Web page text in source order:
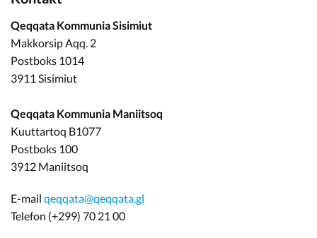
Qeqqata Kommunia Sisimiut
Makkorsip Aqq. 2
Postboks 1014
3911 Sisimiut
Qeqqata Kommunia Maniitsoq
Kuuttartoq B1077
Postboks 100
3912 Maniitsoq
E-mail qeqqata@qeqqata.gl
Telefon (+299) 70 21 00